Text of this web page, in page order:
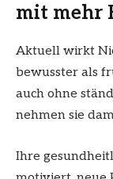
mit mehr
Aktuell wirkt
bewusster als
auch ohne
nehmen sie
Ihre